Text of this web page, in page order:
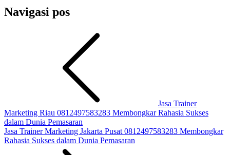
Navigasi pos
Jasa Trainer
Marketing Riau 0812497583283 Membongkar Rahasia Sukses
dalam Dunia Pemasaran
Jasa Trainer Marketing Jakarta Pusat 0812497583283 Membongkar
Rahasia Sukses dalam Dunia Pemasaran